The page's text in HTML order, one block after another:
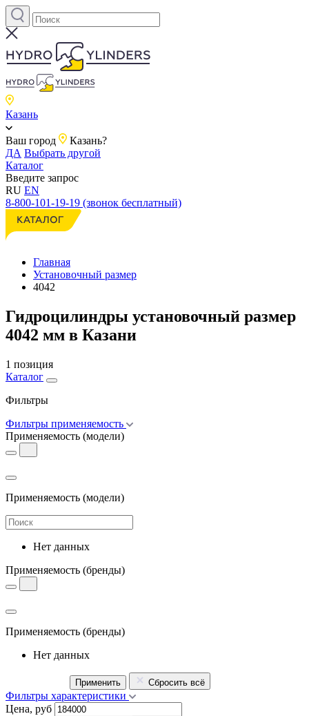
Казань
Ваш город
Казань?
ДА Выбрать другой
Каталог
Введите запрос
RU EN
8-800-101-19-19 (звонок бесплатный)
Главная
Установочный размер
4042
Гидроцилиндры установочный размер
4042 мм в Казани
1 позиция
Каталог
Фильтры
Фильтры применяемость
Применяемость (модели)
Применяемость (модели)
Нет данных
Применяемость (бренды)
Применяемость (бренды)
Нет данных
Применить Сбросить всё
Фильтры характеристики
Цена, руб